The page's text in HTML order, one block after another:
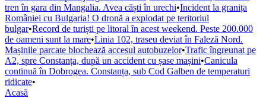
tren în gara din Mangalia. Avea căști în urechi•Incident la granița
României cu Bulgaria! O dronă a explodat pe teritoriul
bulgar•Record de turiști pe litoral în acest weekend. Peste 200.000
de oameni sunt la mare•Linia 102, traseu deviat în Faleză Nord.
Mașinile parcate blochează accesul autobuzelor•Trafic îngreunat pe
A2, spre Constanța, după un accident cu șase mașini•Canicula
continuă în Dobrogea. Constanța, sub Cod Galben de temperaturi
ridicate•
Acasă